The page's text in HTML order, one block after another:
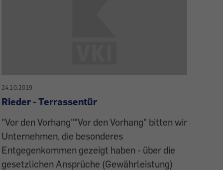
24.10.2019
Rieder - Terrassentür
"Vor den Vorhang""Vor den Vorhang" bitten wir
Unternehmen, die besonderes
Entgegenkommen gezeigt haben - über die
gesetzlichen Ansprüche (Gewährleistung)